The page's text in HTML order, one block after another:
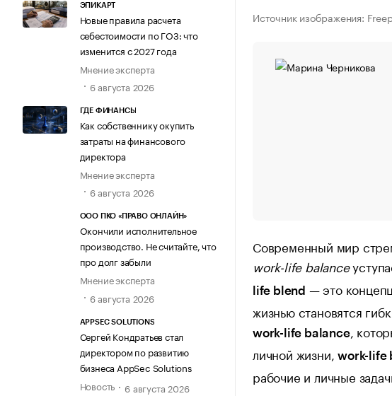
ЭПИКАРТ
Новые правила расчета
себестоимости по ГОЗ: что
изменится с 2027 года
Мнение эксперта
6 августа 2026
ГДЕ ФИНАНСЫ
Как собственнику окупить
затраты на финансового
директора
Мнение эксперта
6 августа 2026
ООО ПКО «ПРАВО ОНЛАЙН»
Окончили исполнительное
производство. Не считайте, что
про долг забыли
Мнение эксперта
6 августа 2026
APPSEC SOLUTIONS
Сергей Кондратьев стал
директором по развитию
бизнеса AppSec Solutions
Новость
6 августа 2026
Источник изображения:
Современный мир
work-life balance
life blend — это
жизнью становятся
work-life balance,
личной жизни,work-life
рабочие и личные